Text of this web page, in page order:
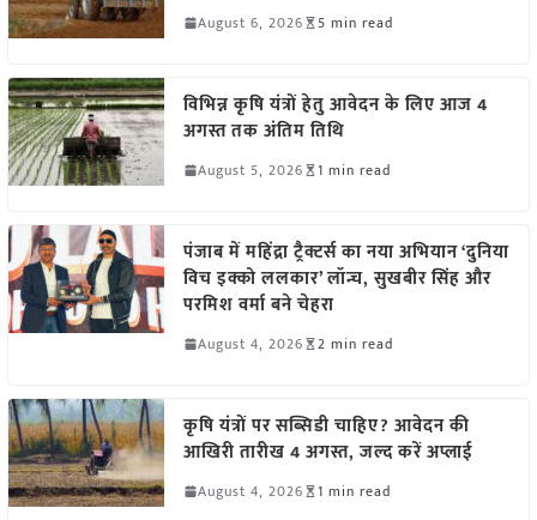
August 6, 2026 5 min read
विभिन्न कृषि यंत्रों हेतु आवेदन के लिए आज 4
अगस्त तक अंतिम तिथि
August 5, 2026 1 min read
पंजाब में महिंद्रा ट्रैक्टर्स का नया अभियान ‘दुनिया
विच इक्को ललकार’ लॉन्च, सुखबीर सिंह और
परमिश वर्मा बने चेहरा
August 4, 2026 2 min read
कृषि यंत्रों पर सब्सिडी चाहिए? आवेदन की
आखिरी तारीख 4 अगस्त, जल्द करें अप्लाई
August 4, 2026 1 min read